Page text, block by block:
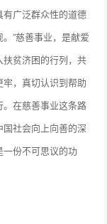
广泛群众性的道德
”慈善事业，是献爱
贫济困的行列，共
，真切认识到帮助
在慈善事业这条路
国社会向上向善的深
份不可思议的功